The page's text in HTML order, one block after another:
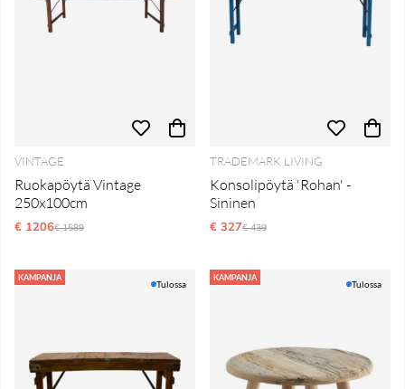
VINTAGE
Ruokapöytä Vintage
250x100cm
€ 1206Normaali hinta
€ 1589
TRADEMARK LIVING
Konsolipöytä 'Rohan' -
Sininen
€ 327Normaali hinta
€ 439
KAMPANJA
Tulossa
KAMPANJA
Tulossa